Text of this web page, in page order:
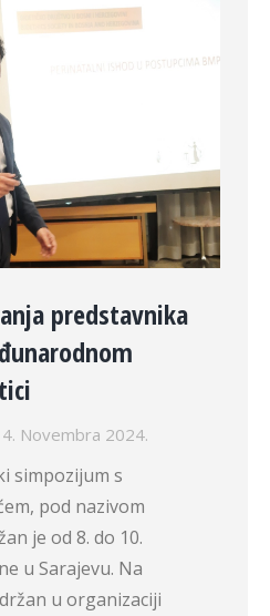
predstavnika
Novembra 2024.
simpozijum s
pod nazivom
je od 8. do 10.
u Sarajevu. Na
u organizaciji